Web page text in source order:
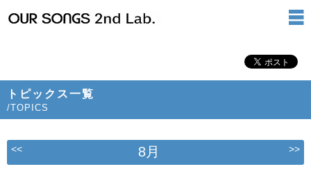
トピックス一覧
/TOPICS
<< 8月 >>